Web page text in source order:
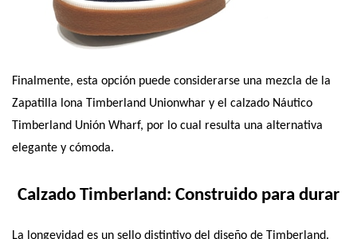
Finalmente, esta opción puede considerarse una mezcla de la
Zapatilla lona Timberland Unionwhar y el calzado Náutico
Timberland Unión Wharf, por lo cual resulta una alternativa
elegante y cómoda.
Calzado Timberland: Construido para durar
La longevidad es un sello distintivo del diseño de Timberland.